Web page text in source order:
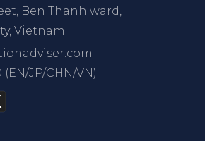
Ben Thanh ward,
Vietnam
JP/CHN/VN)